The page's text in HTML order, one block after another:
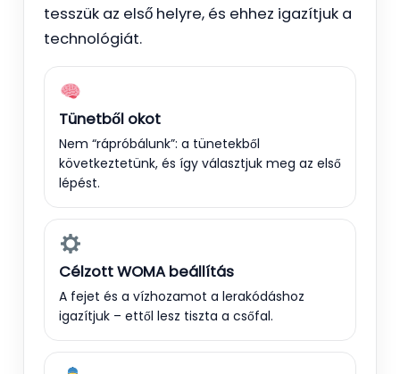
tesszük az első helyre, és ehhez igazítjuk a
technológiát.
Tünetből okot
Nem “rápróbálunk”: a tünetekből
következtetünk, és így választjuk meg az első
lépést.
Célzott WOMA beállítás
A fejet és a vízhozamot a lerakódáshoz
igazítjuk – ettől lesz tiszta a csőfal.